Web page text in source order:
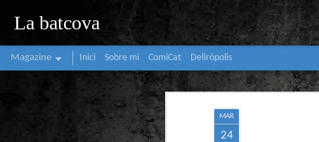
MAR
24
La batcova
Magazine Inici Sobre mi ComiCat Delirópolis